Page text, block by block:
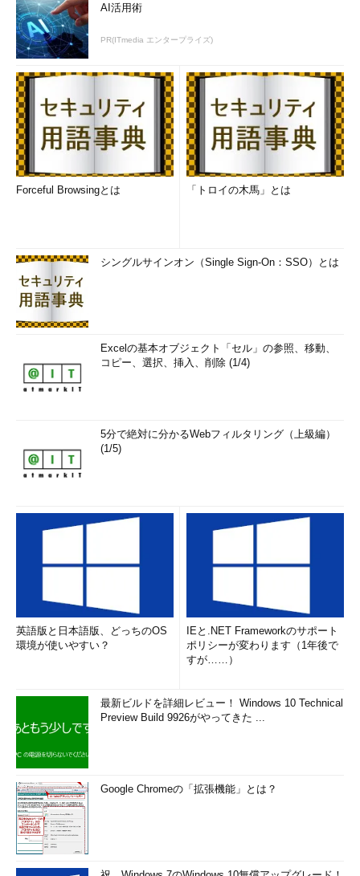
AI活用術
PR(ITmedia エンタープライズ)
Forceful Browsingとは 「トロイの木馬」とは
シングルサインオン（Single Sign-On：SSO）とは
Excelの基本オブジェクト「セル」の参照、移動、
コピー、選択、挿入、削除 (1/4)
5分で絶対に分かるWebフィルタリング（上級編）
(1/5)
英語版と日本語版、どっちのOS
環境が使いやすい？
IEと.NET Frameworkのサポート
ポリシーが変わります（1年後で
すが……）
最新ビルドを詳細レビュー！ Windows 10 Technical
Preview Build 9926がやってきた ...
Google Chromeの「拡張機能」とは？